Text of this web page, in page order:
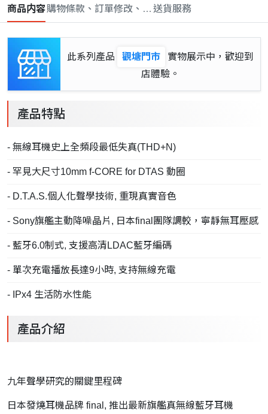
商品内容購物條款、訂單修改、取消與退款政策
送貨服務
此系列產品 觀塘門市
實物展示中，歡迎到
店體驗。
產品特點
- 無線耳機史上全頻段最低失真(THD+N)
- 罕見大尺寸10mm f-CORE for DTAS 動圈
- D.T.A.S.個人化聲學技術, 重現真實音色
- Sony旗艦主動降噪晶片, 日本final團隊調較，寧靜無耳壓感
- 藍牙6.0制式, 支援高清LDAC藍牙編碼
- 單次充電播放長達9小時, 支持無線充電
- IPx4 生活防水性能
產品介紹
九年聲學研究的關鍵里程碑
日本發燒耳機品牌 final, 推出最新旗艦真無線藍牙耳機